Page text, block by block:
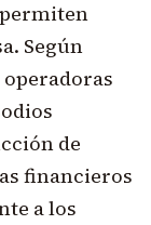
Según
de
financieros
a los